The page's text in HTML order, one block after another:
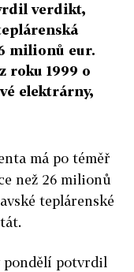
verdikt,
milionů eur.
roku 1999 o
elektrárny,
má po téměř
než 26 milionů
teplárenské
pondělí potvrdil